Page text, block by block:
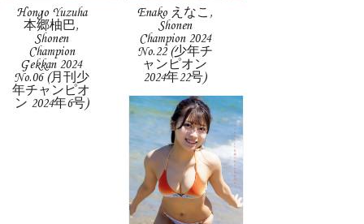
Hongo Yuzuha
本郷柚巴,
Shonen
Champion
Gekkan 2024
No.06 (月刊少
年チャンピオ
ン 2024年6号)
Enako えなこ,
Shonen
Champion 2024
No.22 (少年チ
ャンピオン
2024年22号)